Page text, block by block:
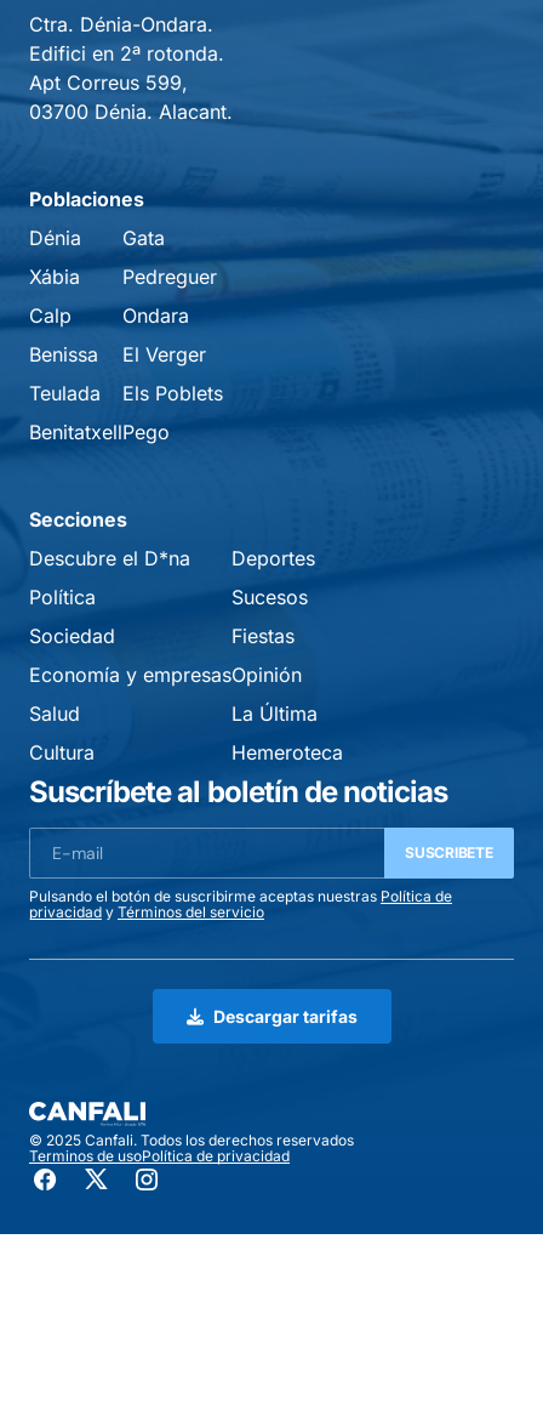
Ctra. Dénia-Ondara.
Edifici en 2ª rotonda.
Apt Correus 599,
03700 Dénia. Alacant.
Poblaciones
Dénia
Xábia
Calp
Benissa
Teulada
Benitatxell
Gata
Pedreguer
Ondara
El Verger
Els Poblets
Pego
Secciones
Descubre el D*na
Política
Sociedad
Economía y empresas
Salud
Cultura
Deportes
Sucesos
Fiestas
Opinión
La Última
Hemeroteca
Suscríbete al boletín de noticias
SUSCRIBETE
Pulsando el botón de suscribirme aceptas nuestras Política de
privacidad y Términos del servicio
Descargar tarifas
© 2025 Canfali. Todos los derechos reservados
Terminos de usoPolítica de privacidad